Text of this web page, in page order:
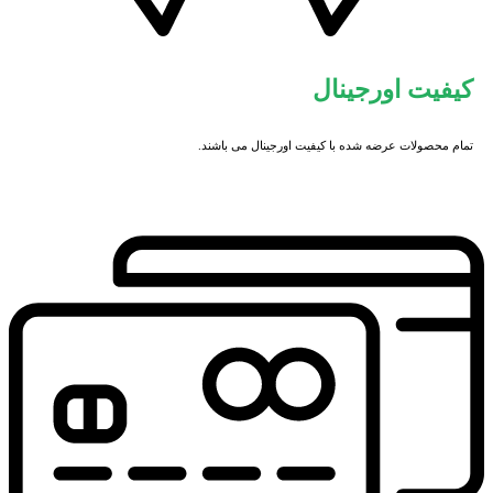
کیفیت اورجینال
تمام محصولات عرضه شده با کیفیت اورجینال می باشند.